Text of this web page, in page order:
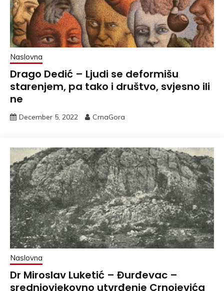
Naslovna
Drago Dedić – Ljudi se deformišu
starenjem, pa tako i društvo, svjesno ili
ne
December 5, 2022 CrnaGora
Naslovna
Dr Miroslav Luketić – Đurđevac –
srednjovjekovno utvrđenje Crnojevića